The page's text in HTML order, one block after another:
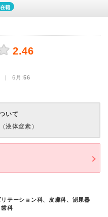
籍
2.46
| 6月:56
いて
液体窒素）
テーション科、皮膚科、泌尿器
科